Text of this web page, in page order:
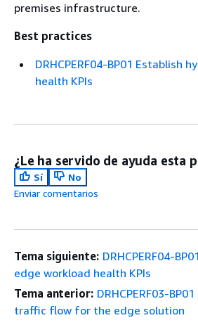
premises infrastructure.
Best practices
DRHCPERF04-BP01 Establish
health KPIs
¿Le ha servido de ayuda esta
Sí
No
Enviar comentarios
Tema siguiente: DRHCPERF04-
edge workload health KPIs
Tema anterior: DRHCPERF03-
traffic flow for the edge solution